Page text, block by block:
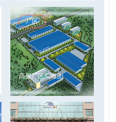
高服厂区鸟瞰图
厂区